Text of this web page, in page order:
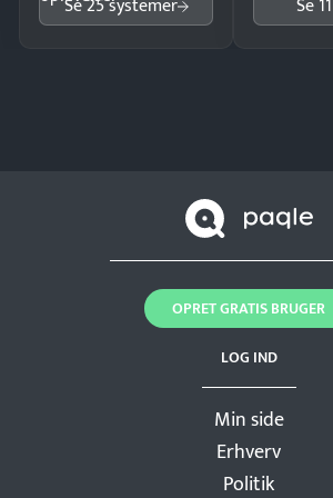
Se 25 systemer
Se
Min side
Erhverv
Politik
LOG IND
OPRET GRATIS BRUGER